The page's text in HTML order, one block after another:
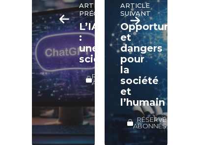
ARTICLE
PRÉCÉDENT
L’IA
:
une
science
RÉSERVÉ
ABONNÉS
ARTICLE
SUIVANT
Opportunités
et
dangers
pour
la
société
et
l’humain
RÉSERVÉ
ABONNÉS